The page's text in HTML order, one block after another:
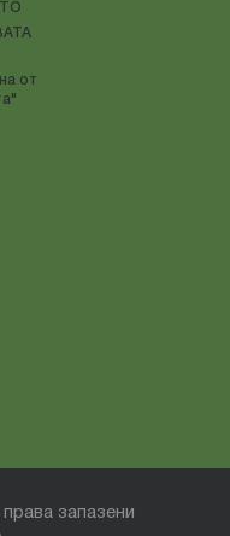
от
запазени